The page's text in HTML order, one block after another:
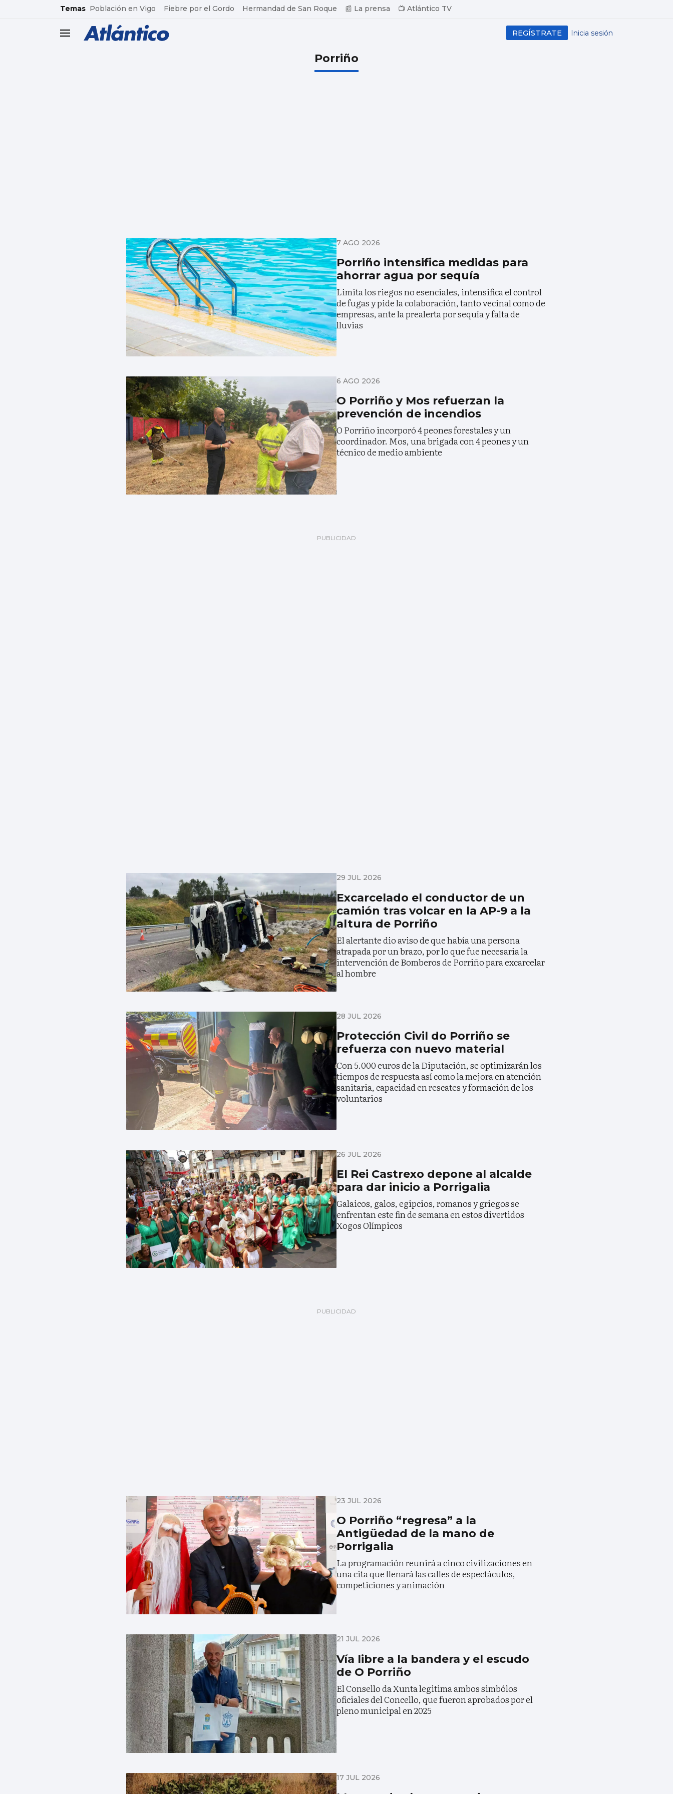
common.go-to-content
Temas Población en Vigo Fiebre por el Gordo Hermandad de San Roque 📰 La prensa 📺 Atlántico TV
header.menu.open Inicia sesión
REGÍSTRATE
Porriño
7 AGO 2026
Porriño intensifica medidas para
ahorrar agua por sequía
Limita los riegos no esenciales, intensifica el control
de fugas y pide la colaboración, tanto vecinal como de
empresas, ante la prealerta por sequía y falta de
lluvias
6 AGO 2026
O Porriño y Mos refuerzan la
prevención de incendios
O Porriño incorporó 4 peones forestales y un
coordinador. Mos, una brigada con 4 peones y un
técnico de medio ambiente
29 JUL 2026
Excarcelado el conductor de un
camión tras volcar en la AP-9 a la
altura de Porriño
El alertante dio aviso de que había una persona
atrapada por un brazo, por lo que fue necesaria la
intervención de Bomberos de Porriño para excarcelar
al hombre
28 JUL 2026
Protección Civil do Porriño se
refuerza con nuevo material
Con 5.000 euros de la Diputación, se optimizarán los
tiempos de respuesta así como la mejora en atención
sanitaria, capacidad en rescates y formación de los
voluntarios
26 JUL 2026
El Rei Castrexo depone al alcalde
para dar inicio a Porrigalia
Galaicos, galos, egipcios, romanos y griegos se
enfrentan este fin de semana en estos divertidos
Xogos Olímpicos
23 JUL 2026
O Porriño “regresa” a la
Antigüedad de la mano de
Porrigalia
La programación reunirá a cinco civilizaciones en
una cita que llenará las calles de espectáculos,
competiciones y animación
21 JUL 2026
Vía libre a la bandera y el escudo
de O Porriño
El Consello da Xunta legitima ambos simbólos
oficiales del Concello, que fueron aprobados por el
pleno municipal en 2025
17 JUL 2026